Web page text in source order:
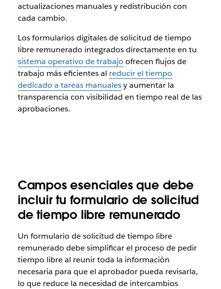
actualizaciones manuales y redistribución con
cada cambio.
Los formularios digitales de solicitud de tiempo
libre remunerado integrados directamente en tu
sistema operativo de trabajo ofrecen flujos de
trabajo más eficientes al reducir el tiempo
dedicado a tareas manualesy aumentar la
transparencia con visibilidad en tiempo real de las
aprobaciones.
Campos esenciales que debe
incluir tu formulario de solicitud
de tiempo libre remunerado
Un formulario de solicitud de tiempo libre
remunerado debe simplificar el proceso de pedir
tiempo libre al reunir toda la información
necesaria para que el aprobador pueda revisarla,
lo que reduce la necesidad de intercambios